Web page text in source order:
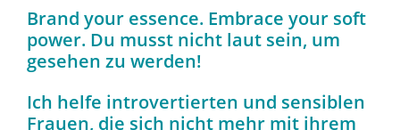
Brand your essence. Embrace your soft
power. Du musst nicht laut sein, um
gesehen zu werden!
Ich helfe introvertierten und sensiblen
Frauen, die sich nicht mehr mit ihrem